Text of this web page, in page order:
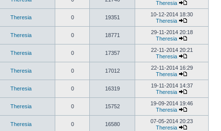
Theresia
Theresia 0 19351
10-12-2014 18:30
Theresia
Theresia 0 18771
29-11-2014 20:18
Theresia
Theresia 0 17357
22-11-2014 20:21
Theresia
Theresia 0 17012
22-11-2014 16:29
Theresia
Theresia 0 16319
19-11-2014 14:37
Theresia
Theresia 0 15752
19-09-2014 19:46
Theresia
Theresia 0 16580
07-05-2014 20:23
Theresia